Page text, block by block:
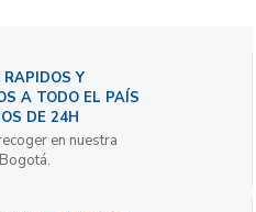
RAPIDOS Y
A TODO EL PAÍS
DE 24H
en nuestra